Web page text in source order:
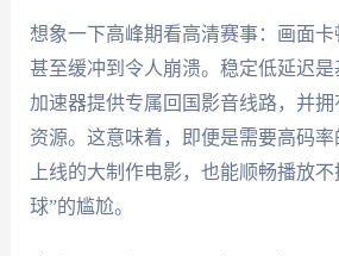
想象一下高峰期看高清赛事：画面卡
甚至缓冲到令人崩溃。稳定低延迟
加速器提供专属回国影音线路，并
资源。这意味着，即便是需要高码
上线的大制作电影，也能顺畅播放
球”的尴尬。